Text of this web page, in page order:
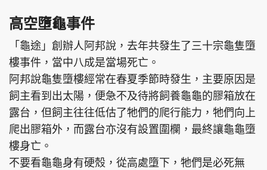
高空墮龜事件
「龜途」創辦人阿邦說，去年共發生了三十宗龜隻墮
樓事件，當中八成是當場死亡。
阿邦說龜隻墮樓經常在春夏季節時發生，主要原因是
飼主看到出太陽，便急不及待將飼養龜龜的膠箱放在
露台，但飼主往往低估了牠們的爬行能力，牠們向上
爬出膠箱外，而露台亦沒有設置圍欄，最終讓龜龜墮
樓身亡。
不要看龜龜身有硬殼，從高處墮下，牠們是必死無